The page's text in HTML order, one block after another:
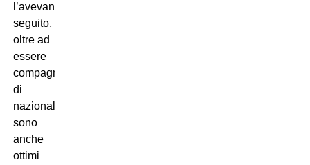
l’avevano
seguito,
oltre ad
essere
compagni
di
nazionale
sono
anche
ottimi